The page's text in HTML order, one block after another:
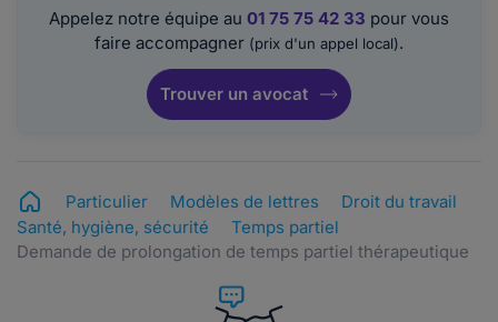
Appelez notre équipe au 01 75 75 42 33 pour vous
faire accompagner (prix d'un appel local).
Trouver un avocat
Particulier Modèles de lettres
Droit du travail
Santé, hygiène, sécurité
Temps partiel
Demande de prolongation de temps partiel thérapeutique